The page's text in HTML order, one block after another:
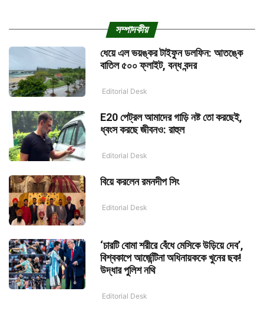
সম্পাদকীয়
ধেয়ে এল ভয়ঙ্কর টাইফুন ডলফিন: আতঙ্কে
বাতিল ৫০০ ফ্লাইট, বন্ধ বন্দর
Editorial Desk
E20 পেট্রল আমাদের গাড়ি নষ্ট তো করছেই,
ধ্বংস করছে জীবনও: রাহুল
Editorial Desk
বিয়ে করলেন রমনদীপ সিং
Editorial Desk
‘চারটি বোমা শরীরে বেঁধে মেসিকে উড়িয়ে দেব’,
বিশ্বকাপে আর্জেন্টিনা অধিনায়ককে খুনের ছক!
উদ্ধার পুলিশ নথি
Editorial Desk